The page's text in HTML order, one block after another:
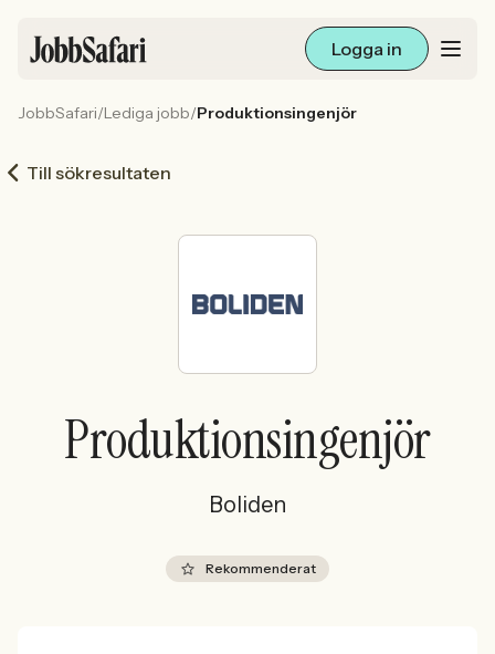
Logga in
Arbetsliv och karriär
För arbetsgivare
Sök med AI
Ny här? Skapa konto
JobbSafari/Lediga jobb/Produktionsingenjör
Till sökresultaten
Produktionsingenjör
Boliden
Rekommenderat